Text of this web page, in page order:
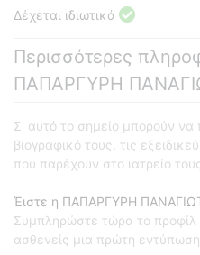
Δέχεται ιδιωτικά
Περισσότερες
ΠΑΠΑΡΓΥΡΗ
Σ' αυτό το σημείο μπορούν να
βιογραφικό τους, τις
που παρέχουν στο ιατρείο
Έιστε η ΠΑΠΑΡΓΥΡΗ
Συμπληρώστε τώρα το
ασθενείς μια πρώτη